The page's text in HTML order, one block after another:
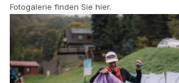
Fotogalerie finden Sie hier.